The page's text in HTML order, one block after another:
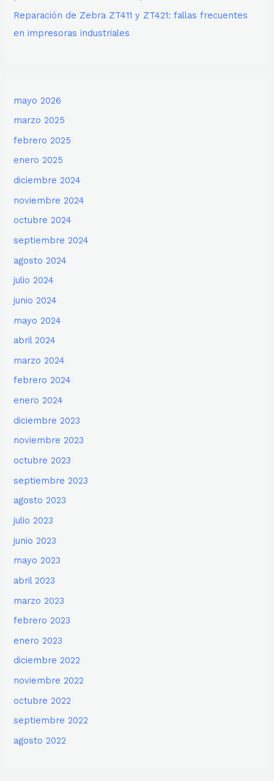
Reparación de Zebra ZT411 y ZT421: fallas frecuentes
en impresoras industriales
mayo 2026
marzo 2025
febrero 2025
enero 2025
diciembre 2024
noviembre 2024
octubre 2024
septiembre 2024
agosto 2024
julio 2024
junio 2024
mayo 2024
abril 2024
marzo 2024
febrero 2024
enero 2024
diciembre 2023
noviembre 2023
octubre 2023
septiembre 2023
agosto 2023
julio 2023
junio 2023
mayo 2023
abril 2023
marzo 2023
febrero 2023
enero 2023
diciembre 2022
noviembre 2022
octubre 2022
septiembre 2022
agosto 2022